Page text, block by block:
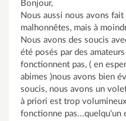
Bonjour,
Nous aussi nous avons
malhonnêtes, mais à
Nous avons des soucis
été posés par des
fonctionnent pas, ( en
abimes )nous avons bien
soucis, nous avons un
à priori est trop
fonctionne pas...quelqu'un